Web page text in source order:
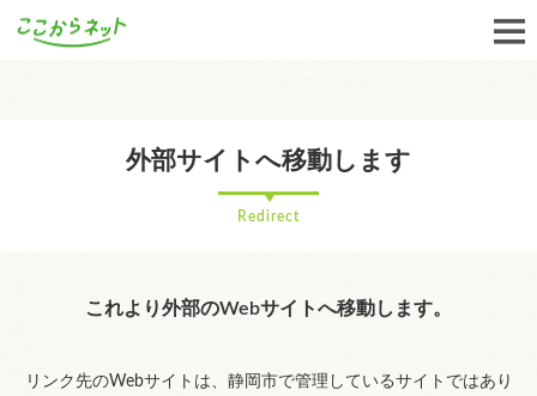
外部サイトへ移動します
Redirect
これより外部のWebサイトへ移動します。
リンク先のWebサイトは、静岡市で管理しているサイトではあり